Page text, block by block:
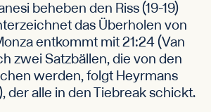
beheben den Riss (19-19)
das Überholen von
entkommt mit 21:24 (Van
zwei Satzbällen, die von den
werden, folgt Heyrmans
der alle in den Tiebreak schickt.